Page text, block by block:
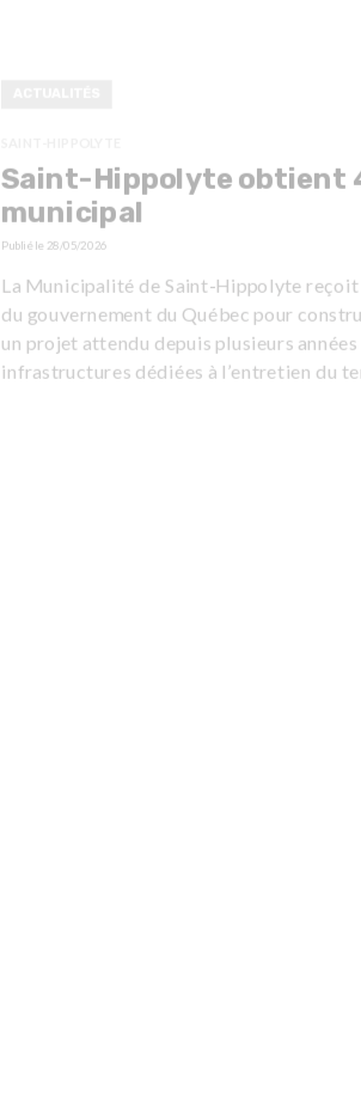
Saint-Hippolyte obtient
municipal
Publié le 28/05/2026
La Municipalité de Saint-Hippolyte
du gouvernement du Québec pour
un projet attendu depuis plusieurs
infrastructures dédiées à l’entretien du